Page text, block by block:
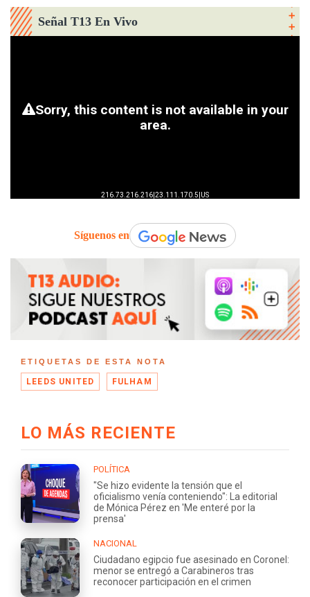
Señal T13 En Vivo
Síguenos en
ETIQUETAS DE ESTA NOTA
LEEDS UNITED FULHAM
LO MÁS RECIENTE
POLÍTICA
"Se hizo evidente la tensión que el
oficialismo venía conteniendo": La editorial
de Mónica Pérez en 'Me enteré por la
prensa'
NACIONAL
Ciudadano egipcio fue asesinado en Coronel:
menor se entregó a Carabineros tras
reconocer participación en el crimen